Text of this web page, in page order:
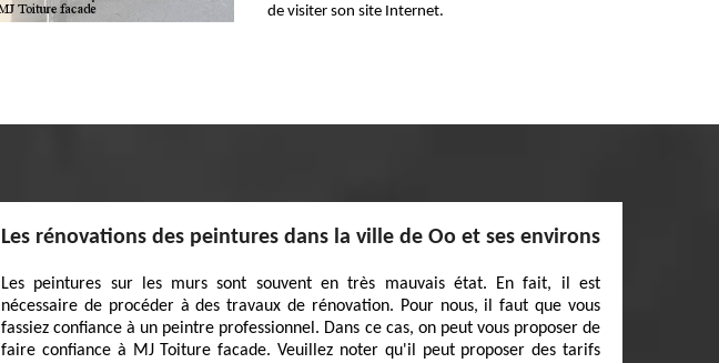
de visiter son site Internet.
Les rénovations des peintures dans la ville de Oo et ses environs
Les peintures sur les murs sont souvent en très mauvais état. En fait, il est
nécessaire de procéder à des travaux de rénovation. Pour nous, il faut que vous
fassiez confiance à un peintre professionnel. Dans ce cas, on peut vous proposer de
faire confiance à MJ Toiture facade. Veuillez noter qu'il peut proposer des tarifs